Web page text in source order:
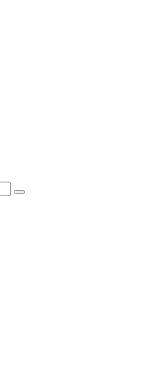
Procurar